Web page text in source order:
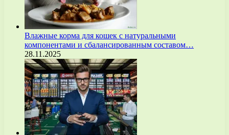
Влажные корма для кошек с натуральными
компонентами и сбалансированным составом…
28.11.2025